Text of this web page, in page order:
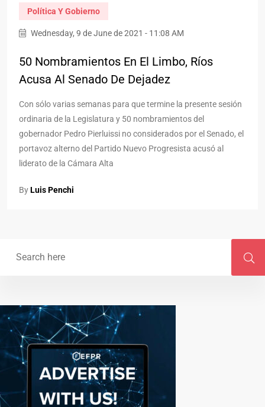
Política Y Gobierno
Wednesday, 9 de June de 2021 - 11:08 AM
50 Nombramientos En El Limbo, Ríos
Acusa Al Senado De Dejadez
Con sólo varias semanas para que termine la presente sesión
ordinaria de la Legislatura y 50 nombramientos del
gobernador Pedro Pierluissi no considerados por el Senado, el
portavoz alterno del Partido Nuevo Progresista acusó al
liderato de la Cámara Alta
ByLuis Penchi